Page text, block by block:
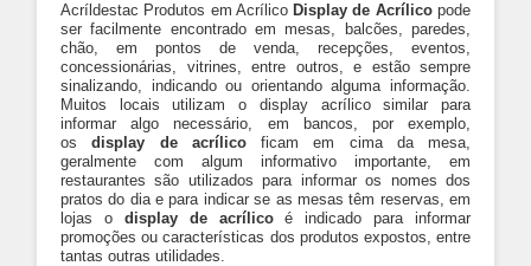
Acríldestac Produtos em Acrílico Display de Acrílicopode
ser facilmente encontrado em mesas, balcões, paredes,
chão, em pontos de venda, recepções, eventos,
concessionárias, vitrines, entre outros, e estão sempre
sinalizando, indicando ou orientando alguma informação.
Muitos locais utilizam o display acrílico similar para
informar algo necessário, em bancos, por exemplo,
osdisplay de acrílico ficam em cima da mesa,
geralmente com algum informativo importante, em
restaurantes são utilizados para informar os nomes dos
pratos do dia e para indicar se as mesas têm reservas, em
lojas o display de acrílicoé indicado para informar
promoções ou características dos produtos expostos, entre
tantas outras utilidades.